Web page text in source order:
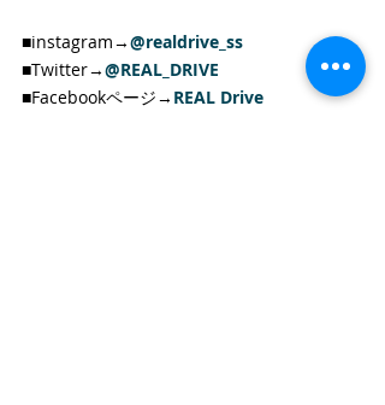
■instagram→@realdrive_ss
■Twitter→@REAL_DRIVE
■Facebookページ→ REAL Drive